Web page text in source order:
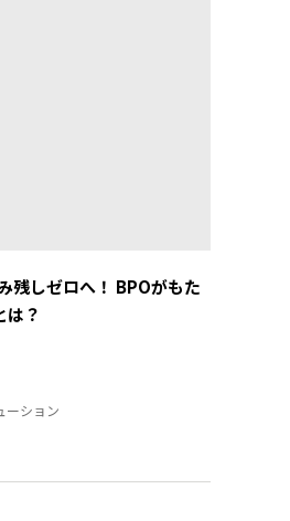
残しゼロへ！ BPOがもた
は？
ーション